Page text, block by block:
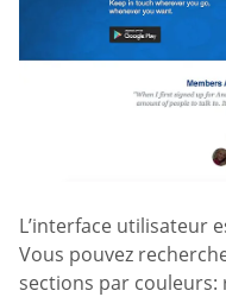
L’interface utilisateur
Vous pouvez
sections par couleurs: